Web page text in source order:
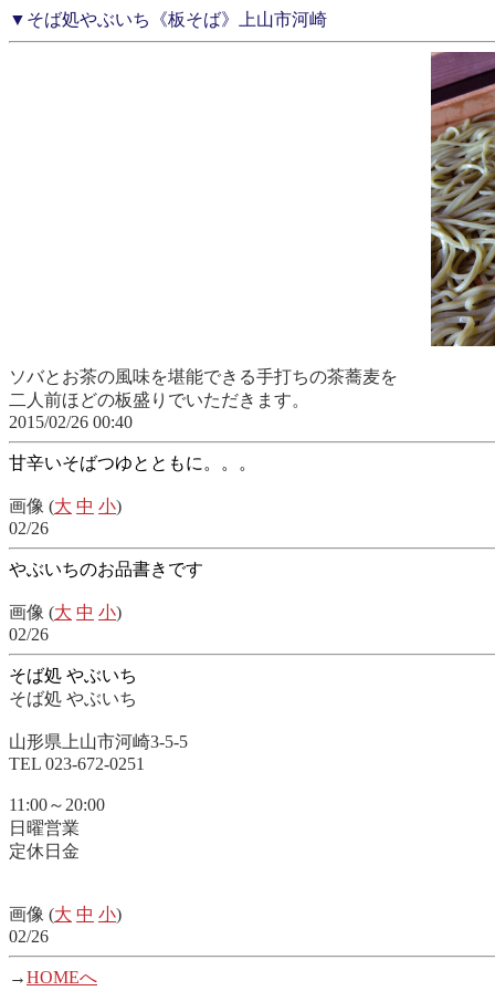
▼そば処やぶいち《板そば》上山市河崎
ソバとお茶の風味を堪能できる手打ちの茶蕎麦を
二人前ほどの板盛りでいただきます。
2015/02/26 00:40
甘辛いそばつゆとともに。。。
画像 (大 中 小)
02/26
やぶいちのお品書きです
画像 (大 中 小)
02/26
そば処 やぶいち
そば処 やぶいち
山形県上山市河崎3-5-5
TEL 023-672-0251
11:00～20:00
日曜営業
定休日金
画像 (大 中 小)
02/26
→HOMEへ